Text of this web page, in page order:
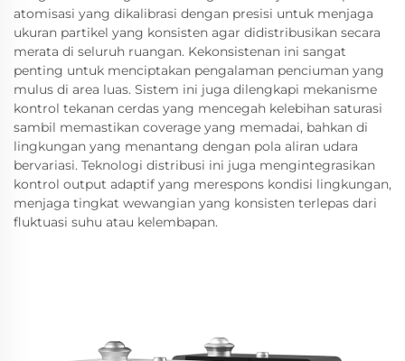
atomisasi yang dikalibrasi dengan presisi untuk menjaga
ukuran partikel yang konsisten agar didistribusikan secara
merata di seluruh ruangan. Kekonsistenan ini sangat
penting untuk menciptakan pengalaman penciuman yang
mulus di area luas. Sistem ini juga dilengkapi mekanisme
kontrol tekanan cerdas yang mencegah kelebihan saturasi
sambil memastikan coverage yang memadai, bahkan di
lingkungan yang menantang dengan pola aliran udara
bervariasi. Teknologi distribusi ini juga mengintegrasikan
kontrol output adaptif yang merespons kondisi lingkungan,
menjaga tingkat wewangian yang konsisten terlepas dari
fluktuasi suhu atau kelembapan.